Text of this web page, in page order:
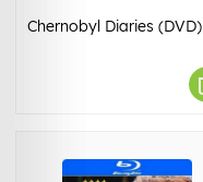
Chernobyl Diaries (DVD)